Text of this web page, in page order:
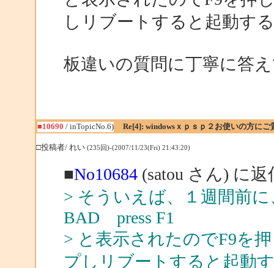
しリブートすると起動す
板違いの質問に丁寧に答
■10690 / inTopicNo.6) Re[4]: windowsｘｐｓｐ２お使いの方にご
□投稿者/ れい (235回)-(2007/11/23(Fri) 21:43:20)
■No10684(satou さん) に返
> そういえば、１週間前
BAD press F1
> と表示されたのでF9を
プしリブートすると起動